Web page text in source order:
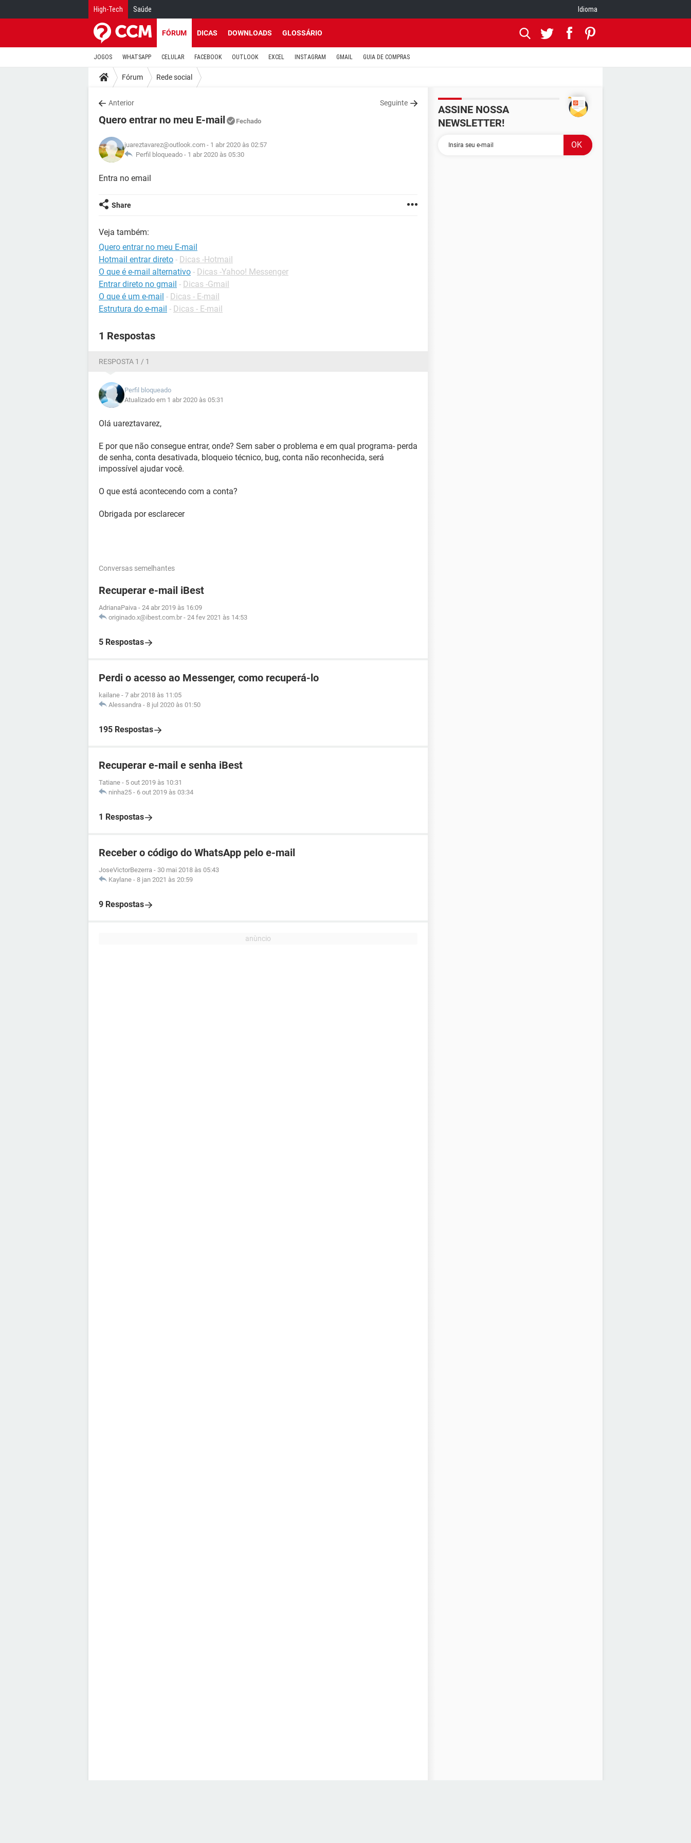
High-Tech Saúde Idioma
FÓRUM DICAS DOWNLOADS GLOSSÁRIO
JOGOS WHATSAPP CELULAR FACEBOOK OUTLOOK EXCEL INSTAGRAM GMAIL GUIA DE COMPRAS
Fórum Rede social
Anterior Seguinte
Quero entrar no meu E-mail Fechado
juareztavarez@outlook.com - 1 abr 2020 às 02:57
Perfil bloqueado - 1 abr 2020 às 05:30
Entra no email
Share
Veja também:
Quero entrar no meu E-mail
Hotmail entrar direto - Dicas -Hotmail
O que é e-mail alternativo - Dicas -Yahoo! Messenger
Entrar direto no gmail - Dicas -Gmail
O que é um e-mail - Dicas - E-mail
Estrutura do e-mail - Dicas - E-mail
1 Respostas
RESPOSTA 1 / 1
Perfil bloqueado
Atualizado em 1 abr 2020 às 05:31
Olá uareztavarez,
E por que não consegue entrar, onde? Sem saber o problema e em qual programa- perda
de senha, conta desativada, bloqueio técnico, bug, conta não reconhecida, será
impossível ajudar você.
O que está acontecendo com a conta?
Obrigada por esclarecer
Conversas semelhantes
Recuperar e-mail iBest
AdrianaPaiva - 24 abr 2019 às 16:09
originado.x@ibest.com.br - 24 fev 2021 às 14:53
5 Respostas
Perdi o acesso ao Messenger, como recuperá-lo
kailane - 7 abr 2018 às 11:05
Alessandra - 8 jul 2020 às 01:50
195 Respostas
Recuperar e-mail e senha iBest
Tatiane - 5 out 2019 às 10:31
ninha25 - 6 out 2019 às 03:34
1 Respostas
Receber o código do WhatsApp pelo e-mail
JoseVictorBezerra - 30 mai 2018 às 05:43
Kaylane - 8 jan 2021 às 20:59
9 Respostas
ASSINE NOSSA
NEWSLETTER!